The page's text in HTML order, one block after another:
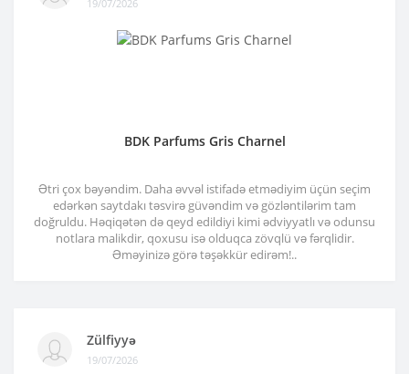
19/07/2026
BDK Parfums Gris Charnel
Ətri çox bəyəndim. Daha əvvəl istifadə etmədiyim üçün seçim
edərkən saytdakı təsvirə güvəndim və gözləntilərim tam
doğruldu. Həqiqətən də qeyd edildiyi kimi ədviyyatlı və odunsu
notlara malikdir, qoxusu isə olduqca zövqlü və fərqlidir.
Əməyinizə görə təşəkkür edirəm!..
Zülfiyyə
19/07/2026